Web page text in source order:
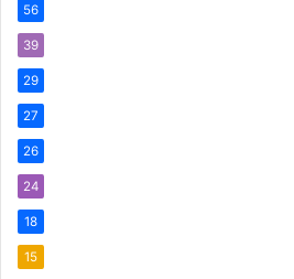
56
39
29
27
26
24
18
15